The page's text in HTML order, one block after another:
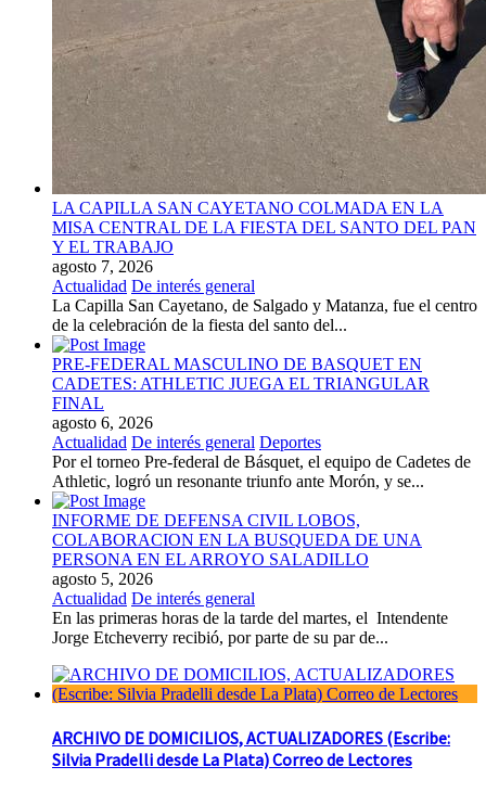
LA CAPILLA SAN CAYETANO COLMADA EN LA
MISA CENTRAL DE LA FIESTA DEL SANTO DEL PAN
Y EL TRABAJO
agosto 7, 2026
Actualidad De interés general
La Capilla San Cayetano, de Salgado y Matanza, fue el centro
de la celebración de la fiesta del santo del...
PRE-FEDERAL MASCULINO DE BASQUET EN
CADETES: ATHLETIC JUEGA EL TRIANGULAR
FINAL
agosto 6, 2026
Actualidad De interés general Deportes
Por el torneo Pre-federal de Básquet, el equipo de Cadetes de
Athletic, logró un resonante triunfo ante Morón, y se...
INFORME DE DEFENSA CIVIL LOBOS,
COLABORACION EN LA BUSQUEDA DE UNA
PERSONA EN EL ARROYO SALADILLO
agosto 5, 2026
Actualidad De interés general
En las primeras horas de la tarde del martes, el Intendente
Jorge Etcheverry recibió, por parte de su par de...
ARCHIVO DE DOMICILIOS, ACTUALIZADORES (Escribe:
Silvia Pradelli desde La Plata) Correo de Lectores